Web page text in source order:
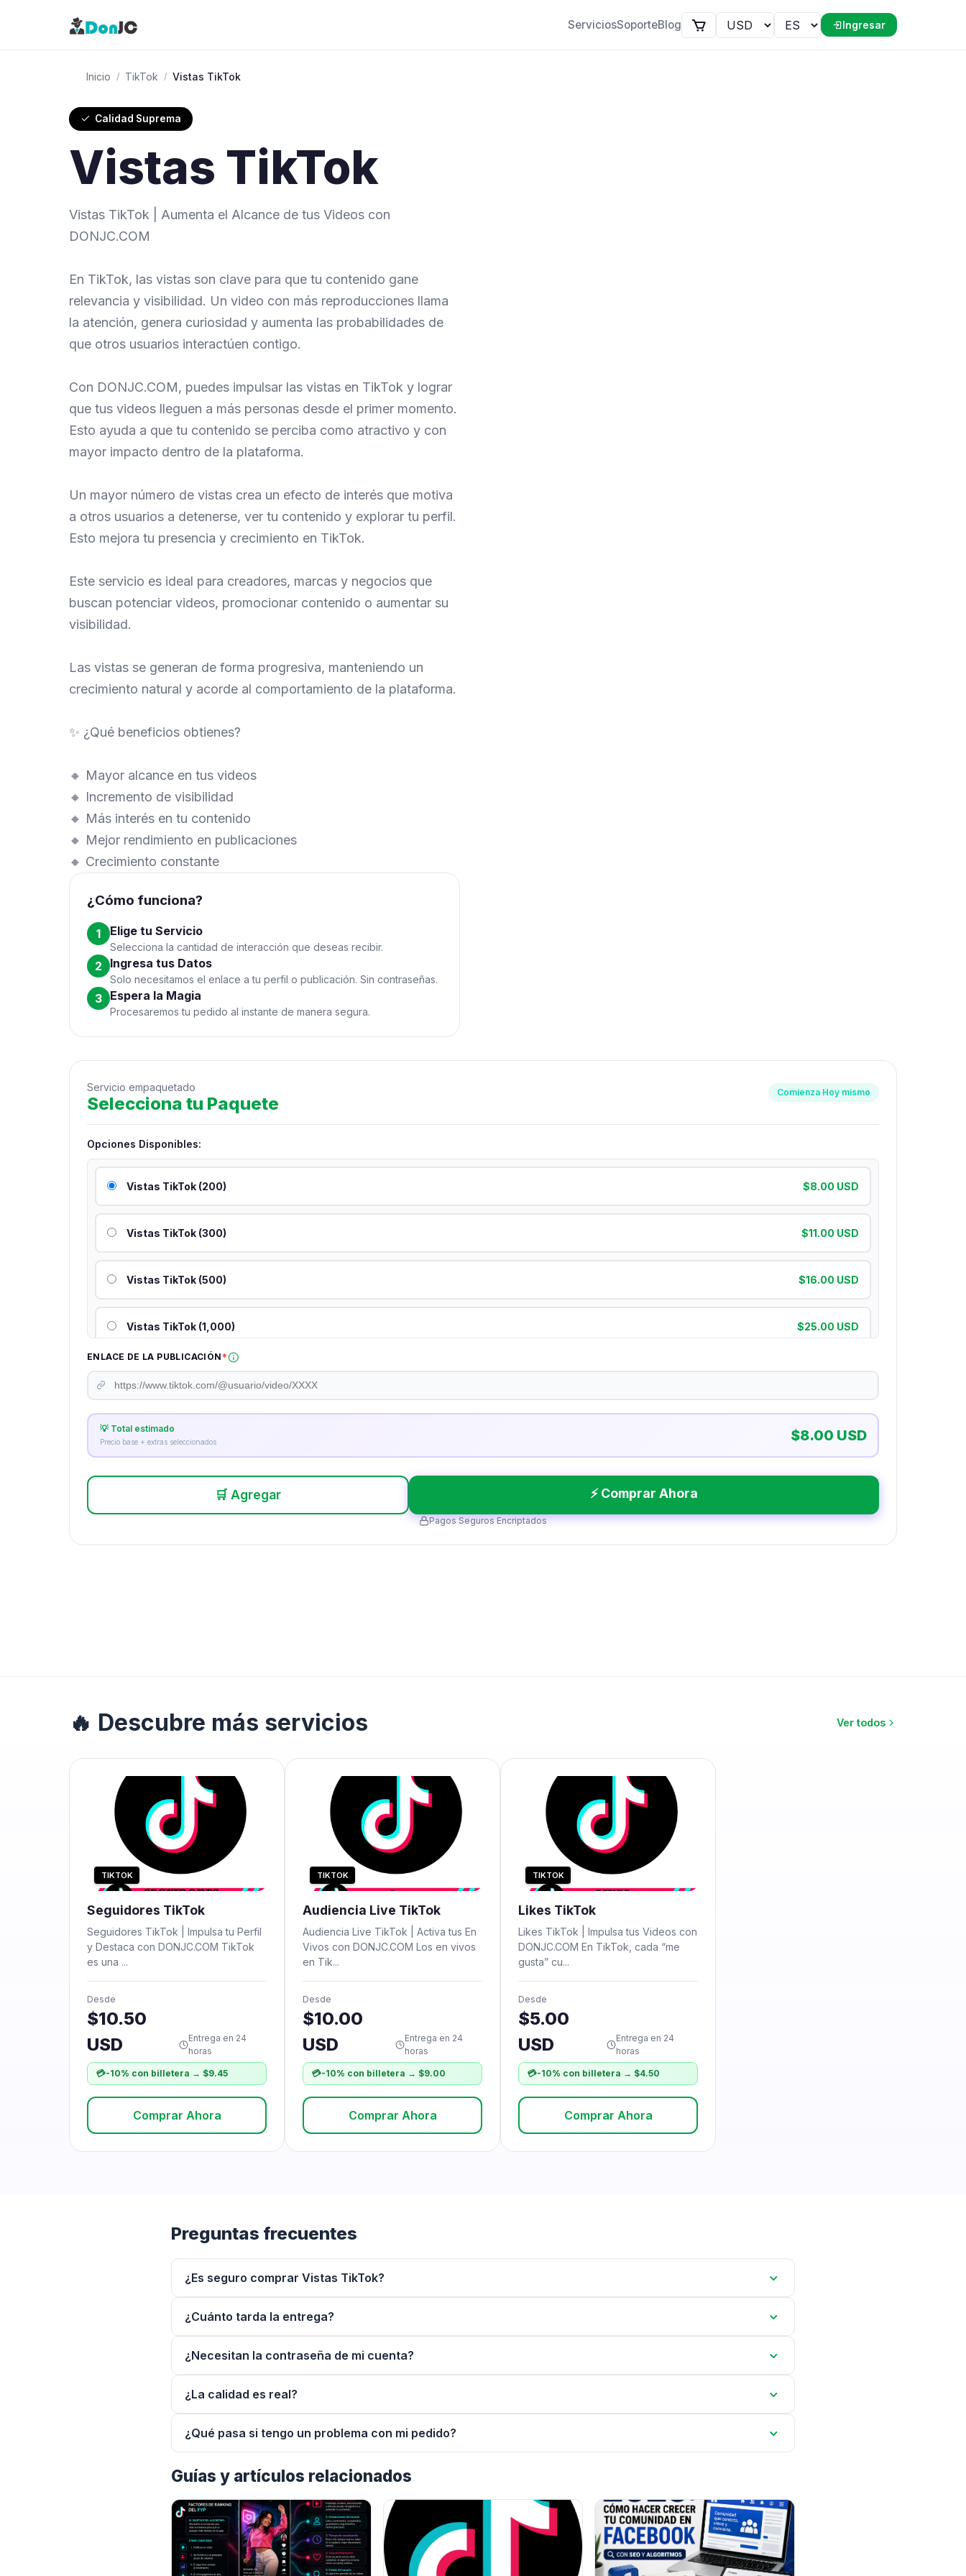
ServiciosSoporteBlog Ingresar
Inicio / TikTok / Vistas TikTok
Calidad Suprema
Vistas TikTok
Vistas TikTok | Aumenta el Alcance de tus Videos con
DONJC.COM
En TikTok, las vistas son clave para que tu contenido gane
relevancia y visibilidad. Un video con más reproducciones llama
la atención, genera curiosidad y aumenta las probabilidades de
que otros usuarios interactúen contigo.
Con DONJC.COM, puedes impulsar las vistas en TikTok y lograr
que tus videos lleguen a más personas desde el primer momento.
Esto ayuda a que tu contenido se perciba como atractivo y con
mayor impacto dentro de la plataforma.
Un mayor número de vistas crea un efecto de interés que motiva
a otros usuarios a detenerse, ver tu contenido y explorar tu perfil.
Esto mejora tu presencia y crecimiento en TikTok.
Este servicio es ideal para creadores, marcas y negocios que
buscan potenciar videos, promocionar contenido o aumentar su
visibilidad.
Las vistas se generan de forma progresiva, manteniendo un
crecimiento natural y acorde al comportamiento de la plataforma.
✨ ¿Qué beneficios obtienes?
🔸 Mayor alcance en tus videos
🔸 Incremento de visibilidad
🔸 Más interés en tu contenido
🔸 Mejor rendimiento en publicaciones
🔸 Crecimiento constante
¿Cómo funciona?
1 Elige tu Servicio
Selecciona la cantidad de interacción que deseas recibir.
2 Ingresa tus Datos
Solo necesitamos el enlace a tu perfil o publicación. Sin contraseñas.
3 Espera la Magia
Procesaremos tu pedido al instante de manera segura.
Servicio empaquetado
Selecciona tu Paquete
Comienza Hoy mismo
Opciones Disponibles:
Vistas TikTok (200) $8.00 USD
Vistas TikTok (300) $11.00 USD
Vistas TikTok (500) $16.00 USD
Vistas TikTok (1,000) $25.00 USD
Vistas TikTok (2,000) $42.00 USD
ENLACE DE LA PUBLICACIÓN *
💡 Total estimado
Precio base + extras seleccionados $8.00 USD
🛒 Agregar ⚡ Comprar Ahora
Pagos Seguros Encriptados
🔥 Descubre más servicios Ver todos
TIKTOK
Seguidores TikTok
Seguidores TikTok | Impulsa tu Perfil
y Destaca con DONJC.COM TikTok
es una ...
Desde
$10.50
USD
Entrega en 24
horas
💳-10% con billetera → $9.45
Comprar Ahora
TIKTOK
Audiencia Live TikTok
Audiencia Live TikTok | Activa tus En
Vivos con DONJC.COM Los en vivos
en Tik...
Desde
$10.00
USD
Entrega en 24
horas
💳-10% con billetera → $9.00
Comprar Ahora
TIKTOK
Likes TikTok
Likes TikTok | Impulsa tus Videos con
DONJC.COM En TikTok, cada “me
gusta” cu...
Desde
$5.00
USD
Entrega en 24
horas
💳-10% con billetera → $4.50
Comprar Ahora
Preguntas frecuentes
¿Es seguro comprar Vistas TikTok?
¿Cuánto tarda la entrega?
¿Necesitan la contraseña de mi cuenta?
¿La calidad es real?
¿Qué pasa si tengo un problema con mi pedido?
Guías y artículos relacionados